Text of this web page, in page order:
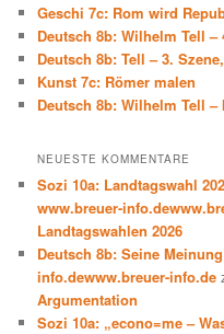
Geschi 7c: Rom wird
Deutsch 8b: Wilhelm Tell –
Deutsch 8b: Tell – 3.
Kunst 7c: Römer malen
Deutsch 8b: Wilhelm Tell –
NEUESTE KOMMENTARE
Sozi 10a: Landtagswahl
www.breuer-
Landtagswahlen 2026
Deutsch 8b: Seine
info.dewww.breuer-info.de
Argumentation
Sozi 10a: „econo=me –